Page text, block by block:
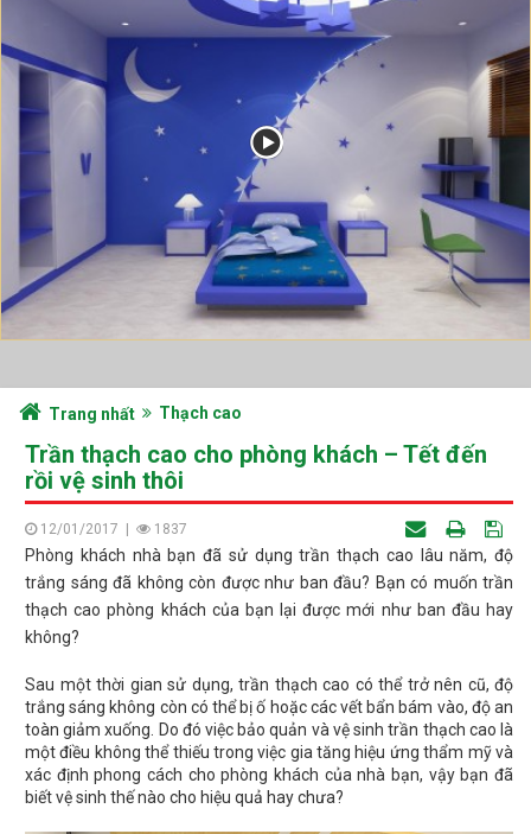
Trang nhất Thạch cao
Trần thạch cao cho phòng khách – Tết đến
rồi vệ sinh thôi
12/01/2017 1837
Phòng khách nhà bạn đã sử dụng trần thạch cao lâu năm, độ
trắng sáng đã không còn được như ban đầu? Bạn có muốn trần
thạch cao phòng khách của bạn lại được mới như ban đầu hay
không?
Sau một thời gian sử dụng, trần thạch cao có thể trở nên cũ, độ
trắng sáng không còn có thể bị ố hoặc các vết bẩn bám vào, độ an
toàn giảm xuống. Do đó việc bảo quản và vệ sinh trần thạch cao là
một điều không thể thiếu trong việc gia tăng hiệu ứng thẩm mỹ và
xác định phong cách cho phòng khách của nhà bạn, vậy bạn đã
biết vệ sinh thế nào cho hiệu quả hay chưa?